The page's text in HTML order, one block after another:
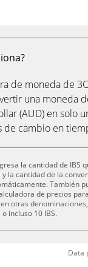
de moneda de
una moneda
(AUD) en solo
de cambio en
la cantidad de IBS
la cantidad de la
También
de precios
otras
o incluso 10 IBS.
Data